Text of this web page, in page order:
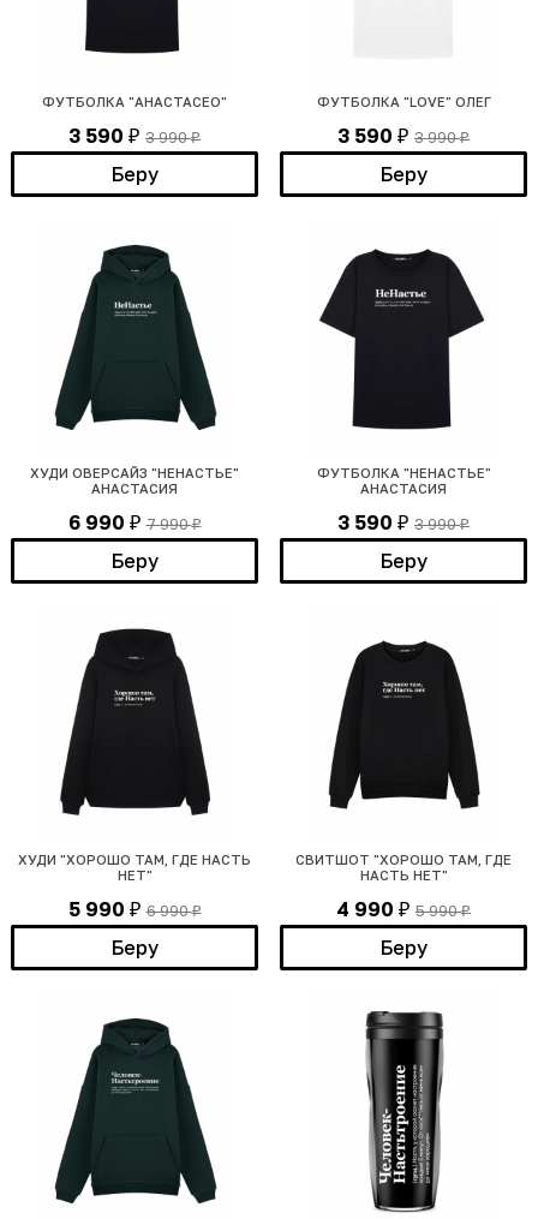
ФУТБОЛКА "АНАСТАСЕО"
3 590 ₽ 3 990₽
Беру
ФУТБОЛКА "LOVE" ОЛЕГ
3 590 ₽ 3 990₽
Беру
ХУДИ ОВЕРСАЙЗ "НЕНАСТЬЕ"
АНАСТАСИЯ
6 990 ₽ 7 990₽
Беру
ФУТБОЛКА "НЕНАСТЬЕ"
АНАСТАСИЯ
3 590 ₽ 3 990₽
Беру
ХУДИ "ХОРОШО ТАМ, ГДЕ НАСТЬ
НЕТ"
5 990 ₽ 6 990₽
Беру
СВИТШОТ "ХОРОШО ТАМ, ГДЕ
НАСТЬ НЕТ"
4 990 ₽ 5 990₽
Беру